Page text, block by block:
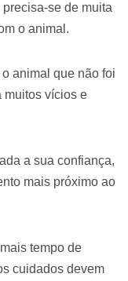
se de muita
o animal.
animal que não foi
muitos vícios e
a sua confiança,
mais próximo ao
tempo de
cuidados devem